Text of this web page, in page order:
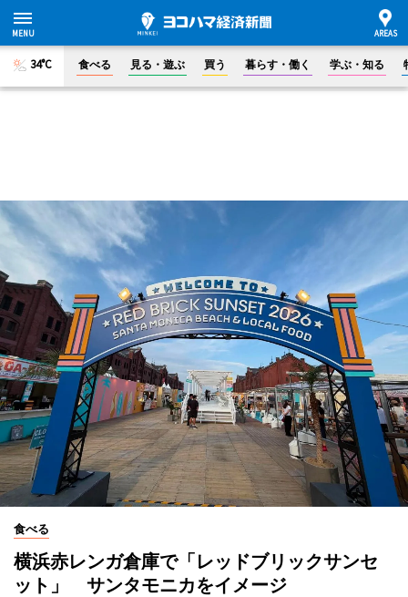
34°C 食べる 見る・遊ぶ 買う 暮らす・働く 学ぶ・知る
食べる
横浜赤レンガ倉庫で「レッドブリックサンセ
ット」 サンタモニカをイメージ